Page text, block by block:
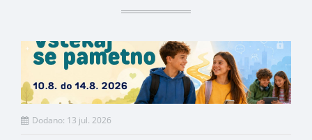
Dodano: 13 jul. 2026